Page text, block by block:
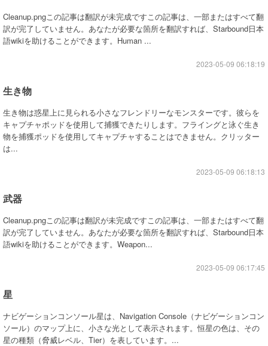
Cleanup.pngこの記事は翻訳が未完成ですこの記事は、一部またはすべて翻
訳が完了していません。あなたが必要な箇所を翻訳すれば、Starbound日本
語wikiを助けることができます。Human ...
2023-05-09 06:18:19
生き物
生き物は惑星上に見られる小さなフレンドリーなモンスターです。彼らを
キャプチャポッドを使用して捕獲できたりします。フライングと泳ぐ生き
物を捕獲ポッドを使用してキャプチャすることはできません。クリッター
は...
2023-05-09 06:18:13
武器
Cleanup.pngこの記事は翻訳が未完成ですこの記事は、一部またはすべて翻
訳が完了していません。あなたが必要な箇所を翻訳すれば、Starbound日本
語wikiを助けることができます。Weapon...
2023-05-09 06:17:45
星
ナビゲーションコンソール星は、Navigation Console（ナビゲーションコン
ソール）のマップ上に、小さな光として表示されます。恒星の色は、その
星の種類（脅威レベル、Tier）を表しています。...